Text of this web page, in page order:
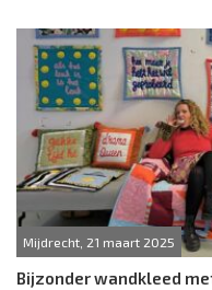
Mijdrecht, 21 maart 2025
Bijzonder wandkleed